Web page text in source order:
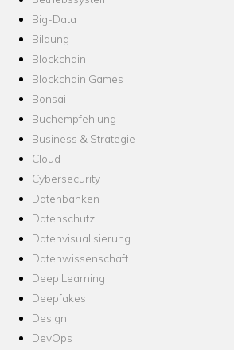
Big-Data
Bildung
Blockchain
Blockchain Games
Bonsai
Buchempfehlung
Business & Strategie
Cloud
Cybersecurity
Datenbanken
Datenschutz
Datenvisualisierung
Datenwissenschaft
Deep Learning
Deepfakes
Design
DevOps